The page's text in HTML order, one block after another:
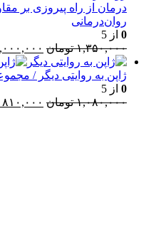
بود.
درمان از راه پیروزی بر
روان‌درمانی
0 از 5
۱,۳۵۰,۰۰۰ تومان قیمت
اصلی:
ژاپن به روایتی دیگر /
0 از 5
۱,۰۸۰,۰۰۰ تومان قیمت
۸۱۰,۰۰۰